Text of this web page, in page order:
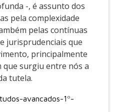
-, é assunto dos
pela complexidade
pelas contínuas
jurisprudenciais que
principalmente
surgiu entre nós a
tutela.